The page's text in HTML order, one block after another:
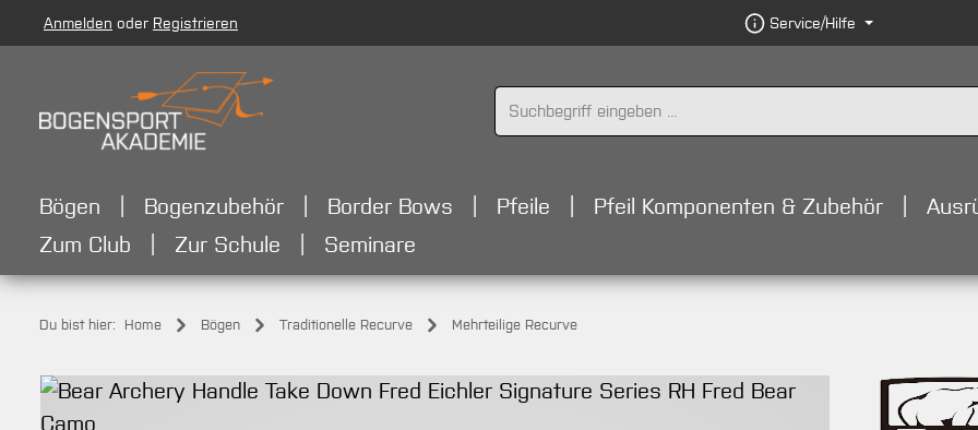
Hauptinhalt springen
Zur Suche springen
Zur Hauptnavigation springen
Anmelden oder Registrieren Service/Hilfe
Bögen Bogenzubehör Border Bows Pfeile Pfeil Komponenten & Zubehör
Zum Club
Zur Schule Seminare
Du bist hier: Home Bögen Traditionelle Recurve Mehrteilige Recurve
Bildergalerie überspringen